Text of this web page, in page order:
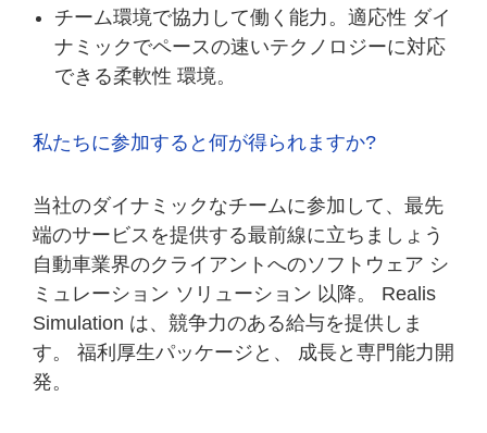
チーム環境で協力して働く能力。適応性 ダイ
ナミックでペースの速いテクノロジーに対応
できる柔軟性 環境。
私たちに参加すると何が得られますか?
当社のダイナミックなチームに参加して、最先
端のサービスを提供する最前線に立ちましょう
自動車業界のクライアントへのソフトウェア シ
ミュレーション ソリューション 以降。 Realis
Simulation は、競争力のある給与を提供しま
す。 福利厚生パッケージと、 成長と専門能力開
発。